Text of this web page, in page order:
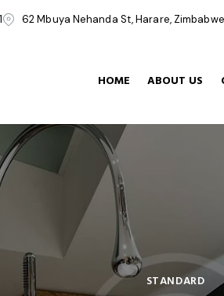
62 Mbuya Nehanda St, Harare, Zimbabwe
HOME ABOUT US
STANDARD